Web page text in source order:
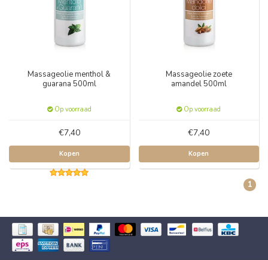
Massageolie menthol &
guarana 500ml
Op voorraad
€7,40
Kopen
Massageolie zoete
amandel 500ml
Op voorraad
€7,40
Kopen
1